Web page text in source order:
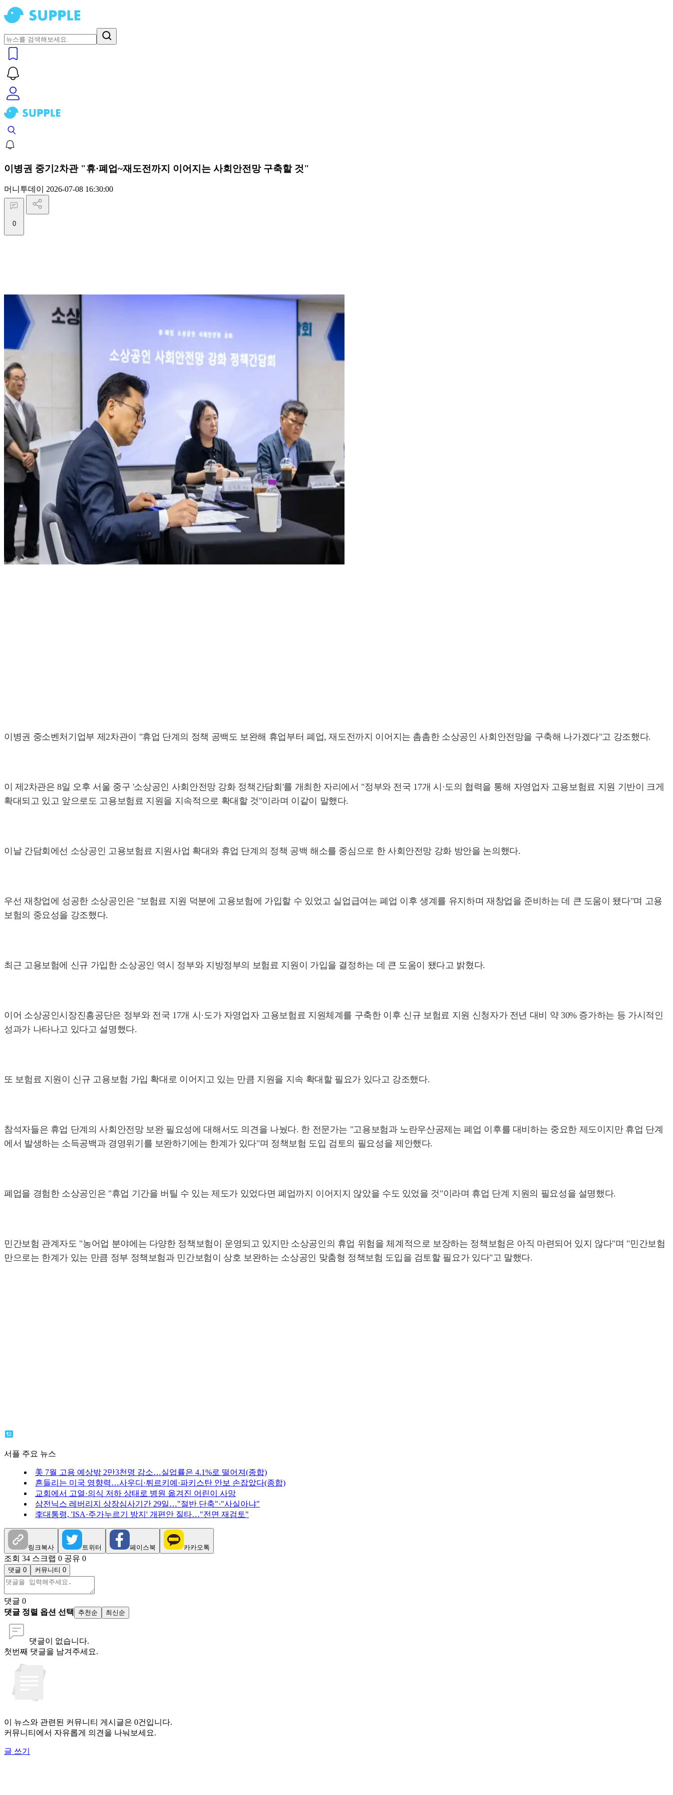
이병권 중기2차관 "휴·폐업~재도전까지 이어지는 사회안전망 구축할 것"
머니투데이 2026-07-08 16:30:00
0
이병권 중소벤처기업부 제2차관이 "휴업 단계의 정책 공백도 보완해 휴업부터 폐업, 재도전까지 이어지는 촘촘한 소상공인 사회안전망을 구축해 나가겠다"고 강조했다.
이 제2차관은 8일 오후 서울 중구 '소상공인 사회안전망 강화 정책간담회'를 개최한 자리에서 "정부와 전국 17개 시·도의 협력을 통해 자영업자 고용보험료 지원 기반이 크게
확대되고 있고 앞으로도 고용보험료 지원을 지속적으로 확대할 것"이라며 이같이 말했다.
이날 간담회에선 소상공인 고용보험료 지원사업 확대와 휴업 단계의 정책 공백 해소를 중심으로 한 사회안전망 강화 방안을 논의했다.
우선 재창업에 성공한 소상공인은 "보험료 지원 덕분에 고용보험에 가입할 수 있었고 실업급여는 폐업 이후 생계를 유지하며 재창업을 준비하는 데 큰 도움이 됐다"며 고용
보험의 중요성을 강조했다.
최근 고용보험에 신규 가입한 소상공인 역시 정부와 지방정부의 보험료 지원이 가입을 결정하는 데 큰 도움이 됐다고 밝혔다.
이어 소상공인시장진흥공단은 정부와 전국 17개 시·도가 자영업자 고용보험료 지원체계를 구축한 이후 신규 보험료 지원 신청자가 전년 대비 약 30% 증가하는 등 가시적인
성과가 나타나고 있다고 설명했다.
또 보험료 지원이 신규 고용보험 가입 확대로 이어지고 있는 만큼 지원을 지속 확대할 필요가 있다고 강조했다.
참석자들은 휴업 단계의 사회안전망 보완 필요성에 대해서도 의견을 나눴다. 한 전문가는 "고용보험과 노란우산공제는 폐업 이후를 대비하는 중요한 제도이지만 휴업 단계
에서 발생하는 소득공백과 경영위기를 보완하기에는 한계가 있다"며 정책보험 도입 검토의 필요성을 제안했다.
폐업을 경험한 소상공인은 "휴업 기간을 버틸 수 있는 제도가 있었다면 폐업까지 이어지지 않았을 수도 있었을 것"이라며 휴업 단계 지원의 필요성을 설명했다.
민간보험 관계자도 "농어업 분야에는 다양한 정책보험이 운영되고 있지만 소상공인의 휴업 위험을 체계적으로 보장하는 정책보험은 아직 마련되어 있지 않다"며 "민간보험
만으로는 한계가 있는 만큼 정부 정책보험과 민간보험이 상호 보완하는 소상공인 맞춤형 정책보험 도입을 검토할 필요가 있다"고 말했다.
서플 주요 뉴스
美 7월 고용 예상밖 2만3천명 감소…실업률은 4.1%로 떨어져(종합)
흔들리는 미국 영향력…사우디·튀르키예·파키스탄 안보 손잡았다(종합)
교회에서 고열·의식 저하 상태로 병원 옮겨진 어린이 사망
삼전닉스 레버리지 상장심사기간 29일…"절반 단축"·"사실아냐"
李대통령, 'ISA·주가누르기 방지' 개편안 질타…"전면 재검토"
링크복사 트위터 페이스북 카카오톡
조회 34 스크랩 0 공유 0
댓글 0 커뮤니티 0
댓글 0
댓글 정렬 옵션 선택
추천순 최신순
댓글이 없습니다.
첫번째 댓글을 남겨주세요.
이 뉴스와 관련된 커뮤니티 게시글은 0건입니다.
커뮤니티에서 자유롭게 의견을 나눠보세요.
글 쓰기